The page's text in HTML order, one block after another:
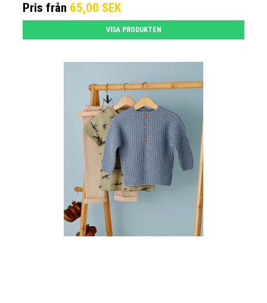
Pris från 65,00 SEK
VISA PRODUKTEN